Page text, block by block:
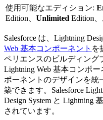
使用可能なエディション:
Edition、 Unlimited Edition
Salesforce は、Lightning
Web 基本コンポーネント を
ペリエンスのビルディング
Lightning Web 基本コンポ
ポーネントのデザインを統
築できます。Salesforce
Design System と Lightning
されています。